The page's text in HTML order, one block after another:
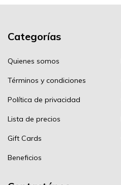
Categorías
Quienes somos
Términos y condiciones
Política de privacidad
Lista de precios
Gift Cards
Beneficios